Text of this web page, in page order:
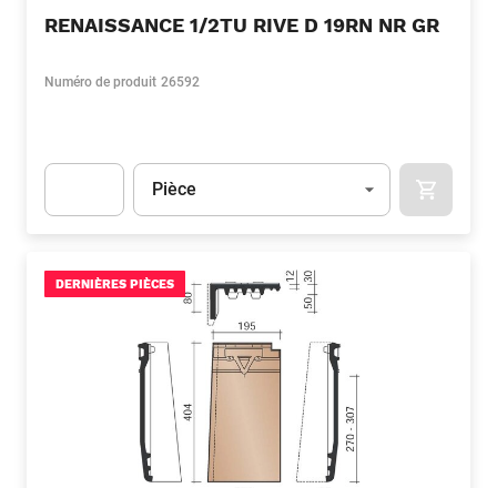
RENAISSANCE 1/2TU RIVE D 19RN NR GR
Numéro de produit 26592
Unité
Pièce
DERNIÈRES PIÈCES